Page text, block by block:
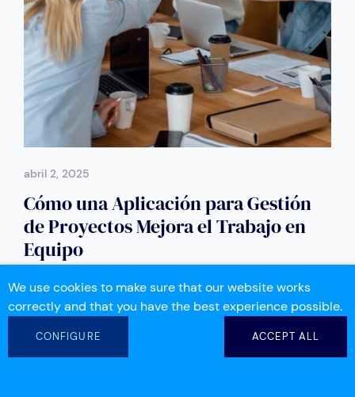
abril 2, 2025
Cómo una Aplicación para Gestión
de Proyectos Mejora el Trabajo en
Equipo
Colaboración Productividad
We use cookies to make sure that our website works
correctly and that you have the best experience possible.
CONFIGURE ACCEPT ALL